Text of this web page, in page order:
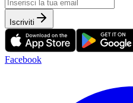
Iscriviti
Facebook